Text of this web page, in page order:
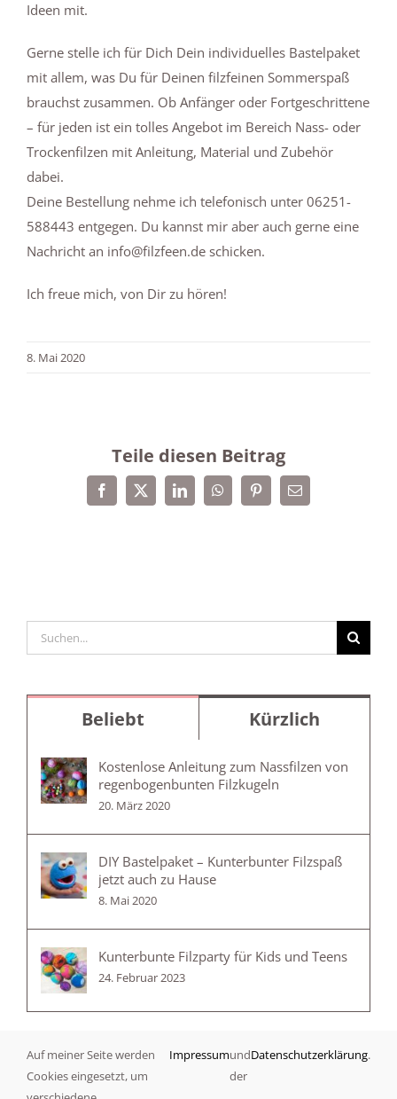
Ideen mit.
Gerne stelle ich für Dich Dein individuelles Bastelpaket
mit allem, was Du für Deinen filzfeinen Sommerspaß
brauchst zusammen. Ob Anfänger oder Fortgeschrittene
– für jeden ist ein tolles Angebot im Bereich Nass- oder
Trockenfilzen mit Anleitung, Material und Zubehör
dabei.
Deine Bestellung nehme ich telefonisch unter 06251-
588443 entgegen. Du kannst mir aber auch gerne eine
Nachricht an info@filzfeen.de schicken.
Ich freue mich, von Dir zu hören!
8. Mai 2020
Teile diesen Beitrag
Facebook
X LinkedInWhatsAppPinterest
E-
Suche
nach:
Beliebt Kürzlich
Kostenlose Anleitung zum Nassfilzen von
regenbogenbunten Filzkugeln
20. März 2020
DIY Bastelpaket – Kunterbunter Filzspaß
jetzt auch zu Hause
8. Mai 2020
Kunterbunte Filzparty für Kids und Teens
24. Februar 2023
Kategorien
Auf meiner Seite werden
Cookies eingesetzt, um
Impressumund
der
Datenschutzerklärung.